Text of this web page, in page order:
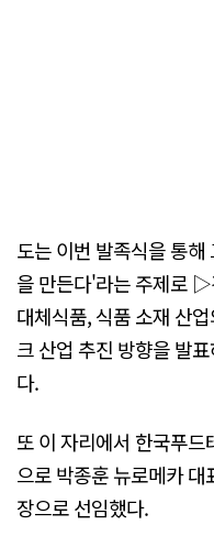
도는 이번 발족식을 통
을 만든다'라는 주제로
대체식품, 식품 소재 산
크 산업 추진 방향을 발
다.
또 이 자리에서 한국푸드
으로 박종훈 뉴로메카
장으로 선임했다.